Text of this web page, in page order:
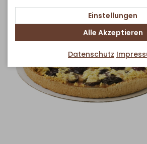
Einstellungen
Alle Akzeptieren
Datenschutz